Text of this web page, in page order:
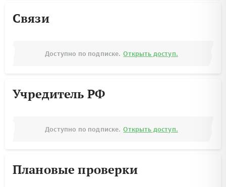
Связи
Доступно по подписке. Открыть доступ.
Учредитель РФ
Доступно по подписке. Открыть доступ.
Плановые проверки